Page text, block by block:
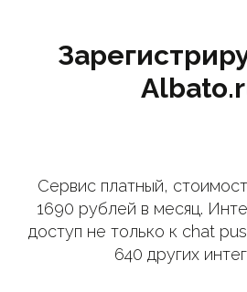
Сервис платный,
1690 рублей в месяц.
доступ не только к chat
640 других